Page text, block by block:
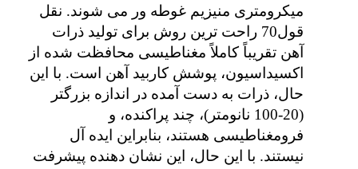
میکرومتری منیزیم غوطه ور می شوند. نقل
قول70 راحت ترین روش برای تولید ذرات
آهن تقریباً کاملاً مغناطیسی محافظت شده از
اکسیداسیون، پوشش کاربید آهن است. با این
حال، ذرات به دست آمده در اندازه بزرگتر
(20-100 نانومتر)، چند پراکنده، و
فرومغناطیسی هستند، بنابراین ایده آل
نیستند. با این حال، این نشان دهنده پیشرفت